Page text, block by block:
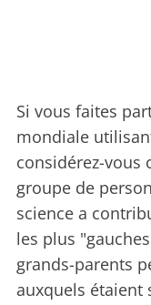
Si vous faites
mondiale
considérez-
groupe de
science a
les plus
grands-parents
auxquels étaient